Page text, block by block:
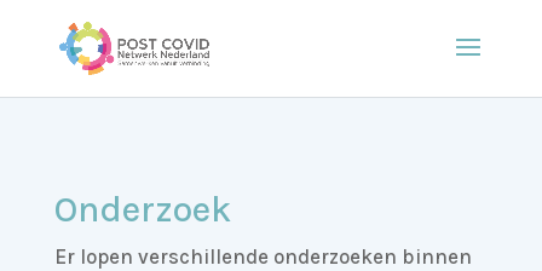
Onderzoek
Er lopen verschillende onderzoeken binnen